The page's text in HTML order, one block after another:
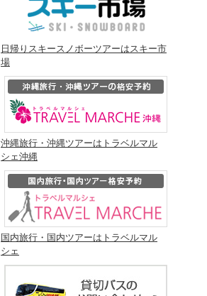
日帰りスキースノボーツアーはスキー市
場
沖縄旅行・沖縄ツアーはトラベルマル
シェ沖縄
国内旅行・国内ツアーはトラベルマル
シェ